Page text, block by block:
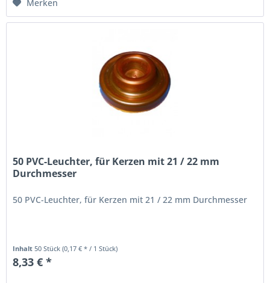
Merken
50 PVC-Leuchter, für Kerzen mit 21 / 22 mm
Durchmesser
50 PVC-Leuchter, für Kerzen mit 21 / 22 mm Durchmesser
Inhalt 50 Stück(0,17 € * / 1 Stück)
8,33 € *